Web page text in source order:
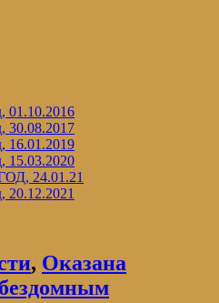
01.10.2016
30.08.2017
16.01.2019
15.03.2020
24.01.21
20.12.2021
, Оказана